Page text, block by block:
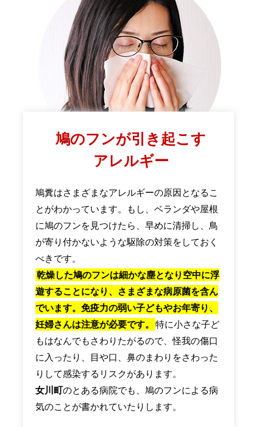
鳩のフンが引き起こす
アレルギー
鳩糞はさまざまなアレルギーの原因となるこ
とがわかっています。もし、ベランダや屋根
に鳩のフンを見つけたら、早めに清掃し、鳥
が寄り付かないような駆除の対策をしておく
べきです。
乾燥した鳩のフンは細かな塵となり空中に浮
遊することになり、さまざまな病原菌を含ん
でいます。免疫力の弱い子どもやお年寄り、
妊婦さんは注意が必要です。
特に小さな子ど
もはなんでもさわりたがるので、怪我の傷口
に入ったり、目や口、鼻のまわりをさわった
りして感染するリスクがあります。
女川町のとある病院でも、鳩のフンによる病
気のことが書かれていたりします。